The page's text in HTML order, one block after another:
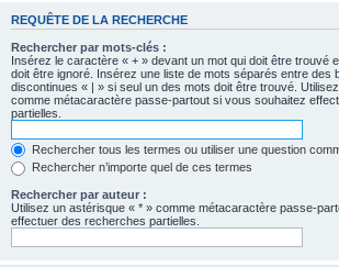
REQUÊTE DE LA RECHERCHE
Rechercher par mots-clés :
Insérez le caractère « + » devant un mot qui doit être trouvé
doit être ignoré. Insérez une liste de mots séparés entre des
discontinues « | » si seul un des mots doit être trouvé.
comme métacaractère passe-partout si vous souhaitez
partielles.
Rechercher tous les termes ou utiliser une question
Rechercher n’importe quel de ces termes
Rechercher par auteur :
Utilisez un astérisque « * » comme métacaractère passe-
effectuer des recherches partielles.